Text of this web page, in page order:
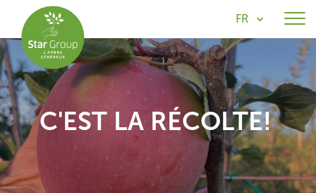
FR
C'EST LA RÉCOLTE!